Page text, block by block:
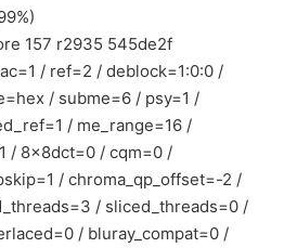
157 r2935 545de2f
/ ref=2 / deblock=1:0:0 /
/ subme=6 / psy=1 /
/ me_range=16 /
/ 8x8dct=0 / cqm=0 /
/ chroma_qp_offset=-2 /
/ sliced_threads=0 /
/ bluray_compat=0 /